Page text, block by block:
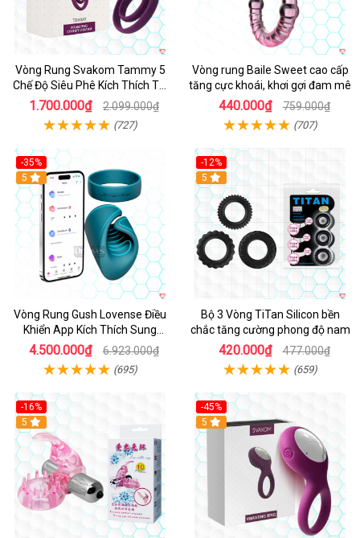
Vòng Rung Svakom Tammy 5
Chế Độ Siêu Phê Kích Thích Tối
Đa
1.700.000₫ 2.099.000₫
(727)
Vòng rung Baile Sweet cao cấp
tăng cực khoái, khơi gợi đam mê
440.000₫ 759.000₫
(707)
-35%
Hot
5
Vòng Rung Gush Lovense Điều
Khiển App Kích Thích Sung
Sướng
4.500.000₫ 6.923.000₫
(695)
-12%
5
Bộ 3 Vòng TiTan Silicon bền
chắc tăng cường phong độ nam
420.000₫ 477.000₫
(659)
-16%
Hot
5
-45%
5